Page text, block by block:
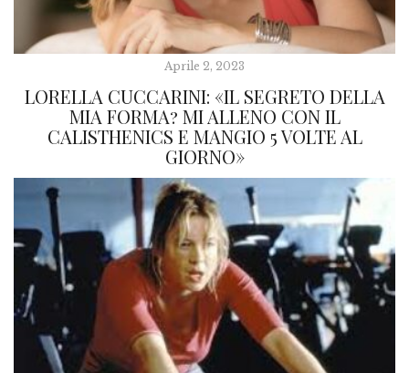
Aprile 2, 2023
LORELLA CUCCARINI: «IL SEGRETO DELLA
MIA FORMA? MI ALLENO CON IL
CALISTHENICS E MANGIO 5 VOLTE AL
GIORNO»